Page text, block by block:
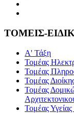
ΤΟΜΕΙΣ-
Α' Τάξη
Τομέας
Τομέας
Τομέας
Τομέας
Τομέας